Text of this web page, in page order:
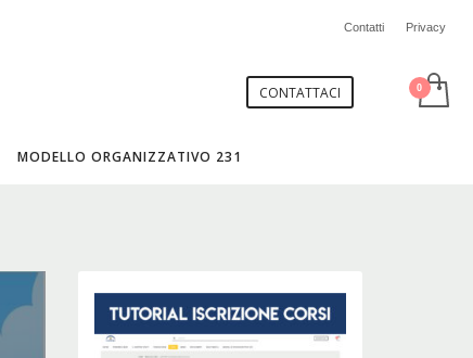
Contatti Privacy
CONTATTACI
MODELLO ORGANIZZATIVO 231